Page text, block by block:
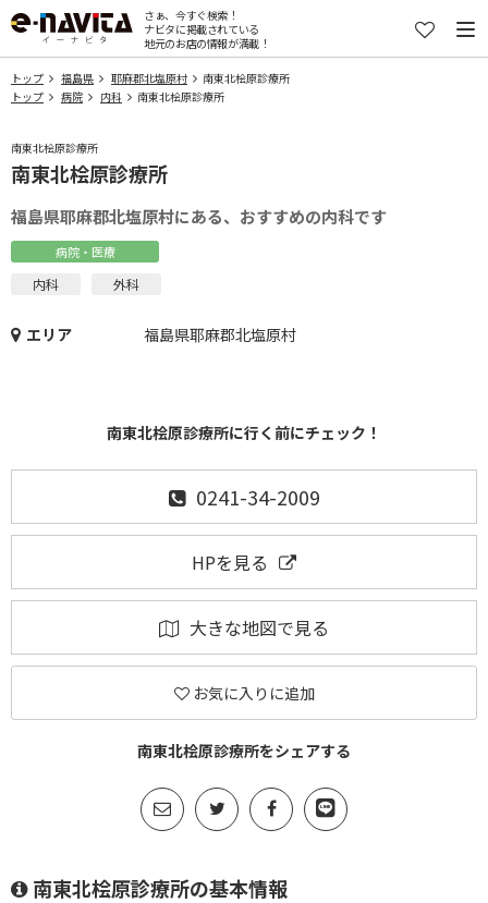
さぁ、今すぐ検索！
ナビタに掲載されている
地元のお店の情報が満載！
トップ 福島県 耶麻郡北塩原村
南東北桧原診療所
トップ
病院 内科 南東北桧原診療所
南東北桧原診療所
南東北桧原診療所
福島県耶麻郡北塩原村にある、おすすめの内科です
病院・医療
内科 外科
エリア 福島県耶麻郡北塩原村
南東北桧原診療所に行く前にチェック！
0241-34-2009
HPを見る
大きな地図で見る
お気に入りに追加
南東北桧原診療所をシェアする
南東北桧原診療所の基本情報